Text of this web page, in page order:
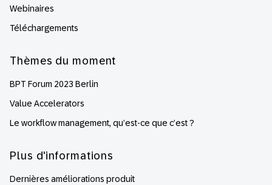
Webinaires
Téléchargements
Thèmes du moment
BPT Forum 2023 Berlin
Value Accelerators
Le workflow management, qu’est-ce que c’est ?
Plus d'informations
Dernières améliorations produit